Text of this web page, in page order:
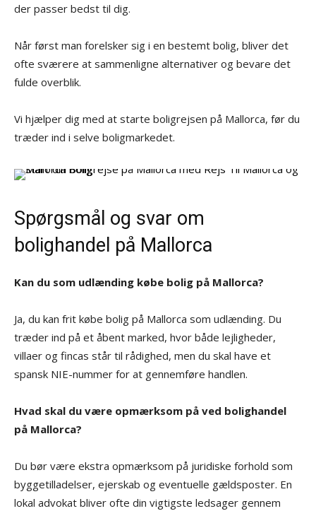
der passer bedst til dig.
Når først man forelsker sig i en bestemt bolig, bliver det
ofte sværere at sammenligne alternativer og bevare det
fulde overblik.
Vi hjælper dig med at starte boligrejsen på Mallorca, før du
træder ind i selve boligmarkedet.
Spørgsmål og svar om
bolighandel på Mallorca
Kan du som udlænding købe bolig på Mallorca?
Ja, du kan frit købe bolig på Mallorca som udlænding. Du
træder ind på et åbent marked, hvor både lejligheder,
villaer og fincas står til rådighed, men du skal have et
spansk NIE-nummer for at gennemføre handlen.
Hvad skal du være opmærksom på ved bolighandel
på Mallorca?
Du bør være ekstra opmærksom på juridiske forhold som
byggetilladelser, ejerskab og eventuelle gældsposter. En
lokal advokat bliver ofte din vigtigste ledsager gennem